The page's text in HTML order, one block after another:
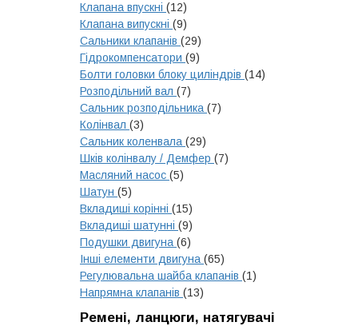
Клапана впускні (12)
Клапана випускні (9)
Сальники клапанів (29)
Гідрокомпенсатори (9)
Болти головки блоку циліндрів (14)
Розподільний вал (7)
Сальник розподільника (7)
Колінвал (3)
Сальник коленвала (29)
Шків колінвалу / Демфер (7)
Масляний насос (5)
Шатун (5)
Вкладиші корінні (15)
Вкладиші шатунні (9)
Подушки двигуна (6)
Інші елементи двигуна (65)
Регулювальна шайба клапанів (1)
Напрямна клапанів (13)
Ремені, ланцюги, натягувачі